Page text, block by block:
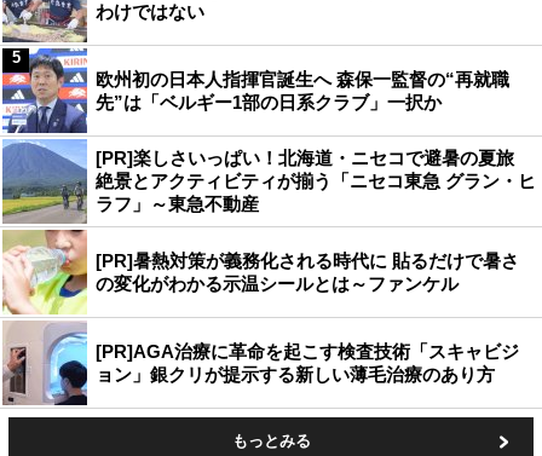
わけではない
欧州初の日本人指揮官誕生へ 森保一監督の“再就職
先”は「ベルギー1部の日系クラブ」一択か
5
[PR]楽しさいっぱい！北海道・ニセコで避暑の夏旅
絶景とアクティビティが揃う「ニセコ東急 グラン・ヒ
ラフ」～東急不動産
[PR]暑熱対策が義務化される時代に 貼るだけで暑さ
の変化がわかる示温シールとは～ファンケル
[PR]AGA治療に革命を起こす検査技術「スキャビジ
ョン」銀クリが提示する新しい薄毛治療のあり方
もっとみる